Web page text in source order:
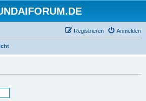
Anmelden
Registrieren